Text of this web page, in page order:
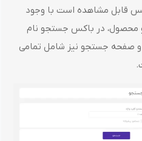
قابل مشاهده است با وجود
محصول، در باکس جستجو نام
صفحه جستجو نیز شامل تمامی